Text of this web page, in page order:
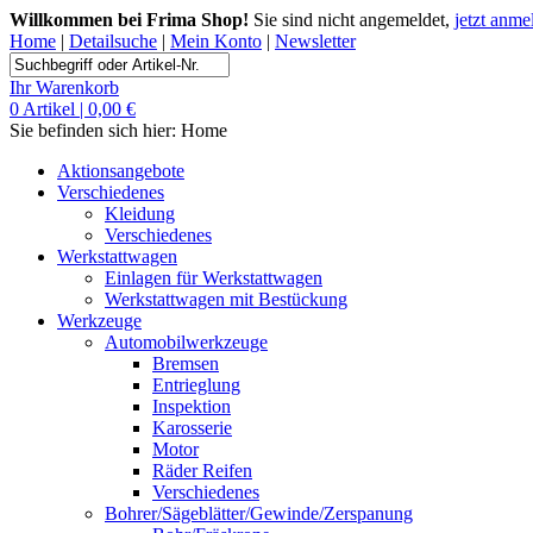
Willkommen bei Frima Shop! Sie sind nicht angemeldet, jetzt
Home | Detailsuche | Mein Konto | Newsletter
Ihr Warenkorb
0 Artikel | 0,00 €
Sie befinden sich hier: Home
Aktionsangebote
Verschiedenes
Kleidung
Verschiedenes
Werkstattwagen
Einlagen für Werkstattwagen
Werkstattwagen mit Bestückung
Werkzeuge
Automobilwerkzeuge
Bremsen
Entrieglung
Inspektion
Karosserie
Motor
Räder Reifen
Verschiedenes
Bohrer/Sägeblätter/Gewinde/Zerspanung